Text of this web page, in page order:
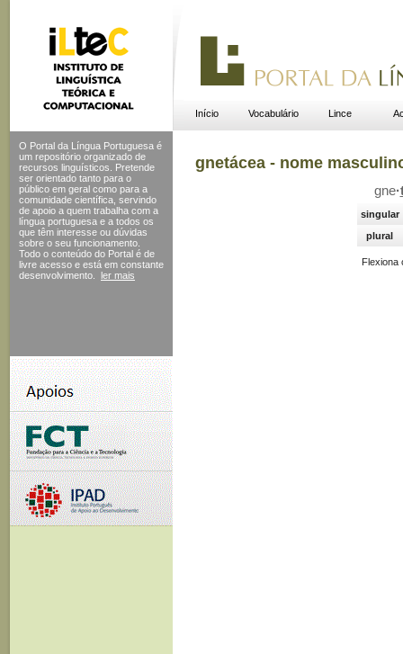
Início Vocabulário Lince
O Portal da Língua Portuguesa é
um repositório organizado de
recursos linguísticos. Pretende
ser orientado tanto para o
público em geral como para a
comunidade científica, servindo
de apoio a quem trabalha com a
língua portuguesa e a todos os
que têm interesse ou dúvidas
sobre o seu funcionamento.
Todo o conteúdo do Portal é de
livre acesso e está em constante
desenvolvimento.
ler mais
gnetácea - nome
gne·
singular
plural
Flexiona